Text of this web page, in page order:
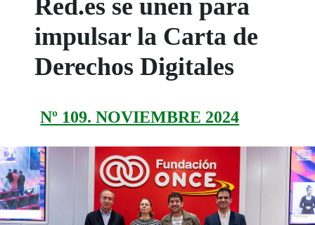
Red.es se unen para
impulsar la Carta de
Derechos Digitales
Nº 109. NOVIEMBRE 2024